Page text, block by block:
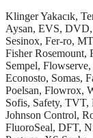
Klinger Yakacık, Termo, Duyar, Ayvaz, Valftek, Cemka, Klepsan, Konsan, E.C.A., FAF, Asteknik, Bonetti, Spirax Sarco, Vis, Batu, Samson, Valvos, Leusch, Omal, Burçelik, Say, Delta, Dikkan, Gövdesan, Aysan, EVS, DVD, Vanasan, Demir Vana, Temsan, GMS, Tercih, Akkon, Safir, Sade, Vetec, Türkoğlu, Arkoç, Yurtbaşı, Esvan, Starline, Samsomatic, Varnasan, Goodvalf, Venkava, OSK, Ringo Valvulas, Sesinox, Fer-ro, MTC, Stainless, CSE WArthurFisher, Brass, Kitz, Garlock, Lance, DeZURIK, Zetkama, Willis, Tulsa, Merler PSV, Thronhill Craver, Anderon Greenwood, Consolidadet, Tyco, Keystone, Fisher Rosemount, Foxboro, Masoneilan, Demco, Balon, Worcester, Eckardt, Logix, Norriseal, M&J Mallard, Axelson, Grove, Auma, Biffi, Nevco, Valtek, Vastas, Arı Armaturen, Taylor, Crane, Hopkinsons, Sempel, Flowserve, Cooper, Ace, Brook, Mitech, Feroglide, GG, Honeywell, DBH, DHB, Swagelok, RTK, GF, BM, Cla-